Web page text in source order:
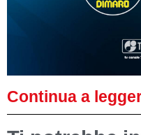
Continua a